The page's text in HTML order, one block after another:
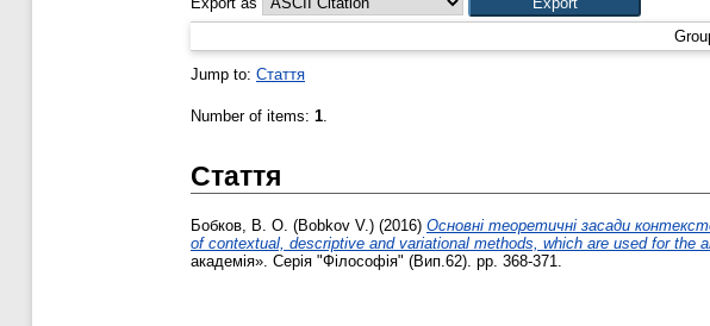
Jump to: Стаття
Number of items: 1.
Стаття
Бобков, В. О. (Bobkov V.) (2016) Основні теоретичні засади
of contextual, descriptive and variational methods, which are used for the
академія». Серія "Філософія" (Вип.62). pp. 368-371.